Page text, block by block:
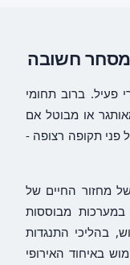
מסחר חשובה
פעיל. ברוב תחומי
או מבוטל אם
פני תקופה רצופה -
מחזור החיים של
מבוססות
בהליכי התנגדות
באיחוד האירופי